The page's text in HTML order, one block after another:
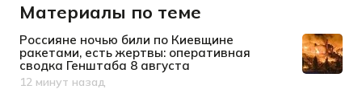
Материалы по теме
Россияне ночью били по Киевщине
ракетами, есть жертвы: оперативная
сводка Генштаба 8 августа
Дата публикации
12 минут назад